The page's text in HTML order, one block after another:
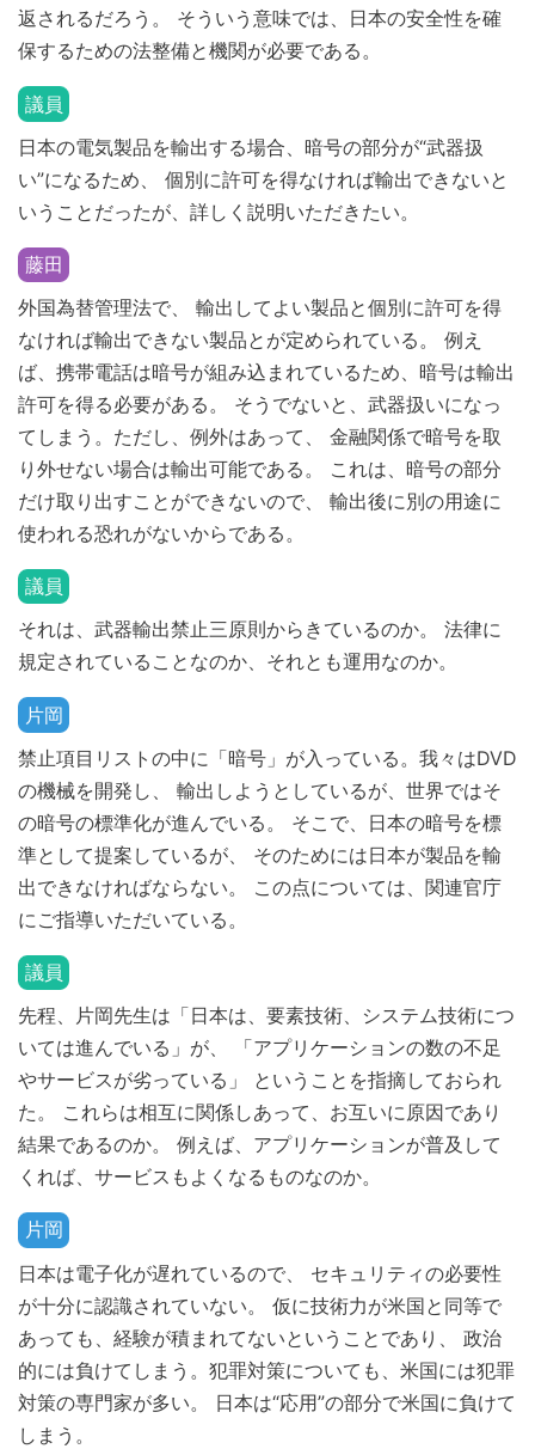
返されるだろう。 そういう意味では、日本の安全性を確
保するための法整備と機関が必要である。
議員
日本の電気製品を輸出する場合、暗号の部分が“武器扱
い”になるため、 個別に許可を得なければ輸出できないと
いうことだったが、詳しく説明いただきたい。
藤田
外国為替管理法で、 輸出してよい製品と個別に許可を得
なければ輸出できない製品とが定められている。 例え
ば、携帯電話は暗号が組み込まれているため、暗号は輸出
許可を得る必要がある。 そうでないと、武器扱いになっ
てしまう。ただし、例外はあって、 金融関係で暗号を取
り外せない場合は輸出可能である。 これは、暗号の部分
だけ取り出すことができないので、 輸出後に別の用途に
使われる恐れがないからである。
議員
それは、武器輸出禁止三原則からきているのか。 法律に
規定されていることなのか、それとも運用なのか。
片岡
禁止項目リストの中に「暗号」が入っている。我々はDVD
の機械を開発し、 輸出しようとしているが、世界ではそ
の暗号の標準化が進んでいる。 そこで、日本の暗号を標
準として提案しているが、 そのためには日本が製品を輸
出できなければならない。 この点については、関連官庁
にご指導いただいている。
議員
先程、片岡先生は「日本は、要素技術、システム技術につ
いては進んでいる」が、 「アプリケーションの数の不足
やサービスが劣っている」 ということを指摘しておられ
た。 これらは相互に関係しあって、お互いに原因であり
結果であるのか。 例えば、アプリケーションが普及して
くれば、サービスもよくなるものなのか。
片岡
日本は電子化が遅れているので、 セキュリティの必要性
が十分に認識されていない。 仮に技術力が米国と同等で
あっても、経験が積まれてないということであり、 政治
的には負けてしまう。犯罪対策についても、米国には犯罪
対策の専門家が多い。 日本は“応用”の部分で米国に負けて
しまう。